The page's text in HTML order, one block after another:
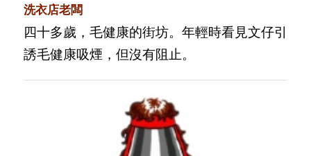
洗衣店老闆
四十多歲，毛健康的街坊。年輕時看見文仔引
誘毛健康吸煙，但沒有阻止。